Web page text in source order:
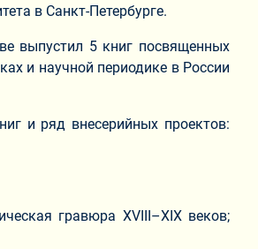
в Санкт-Петербурге.
выпустил 5 книг посвященных
и научной периодике в России
и ряд внесерийных проектов:
гравюра XVIII–XIX веков;